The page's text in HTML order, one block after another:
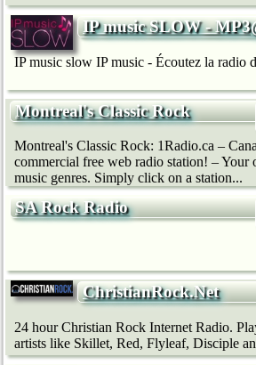
IP music SLOW -
IP music slow IP music - Écoutez la radio
Montreal's Classic Rock
Montreal's Classic Rock: 1Radio.ca –
commercial free web radio station! – Your
music genres. Simply click on a station...
SA Rock Radio
ChristianRock.Net
24 hour Christian Rock Internet Radio.
artists like Skillet, Red, Flyleaf, Disciple